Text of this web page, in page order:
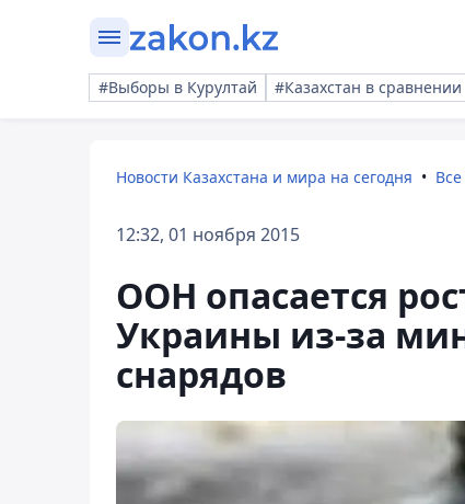
#Выборы в Курултай #Казахстан в сравнении
Новости Казахстана и мира на сегодня
12:32, 01 ноября 2015
ООН опасается
Украины из-за
снарядов